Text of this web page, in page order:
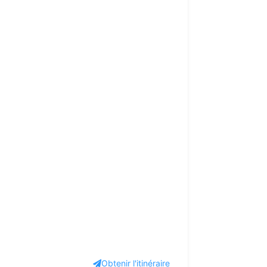
Obtenir l'itinéraire